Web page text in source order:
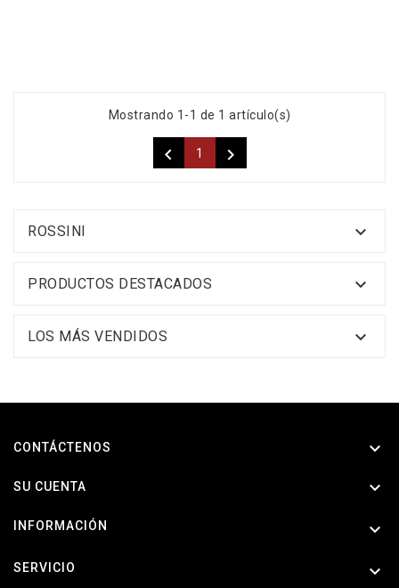
Mostrando 1-1 de 1 artículo(s)
 1 
ROSSINI 
PRODUCTOS DESTACADOS 
LOS MÁS VENDIDOS 
CONTÁCTENOS 
SU CUENTA 
INFORMACIÓN 
SERVICIO 